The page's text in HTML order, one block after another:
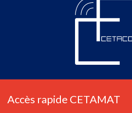
Accès rapide CETAMAT